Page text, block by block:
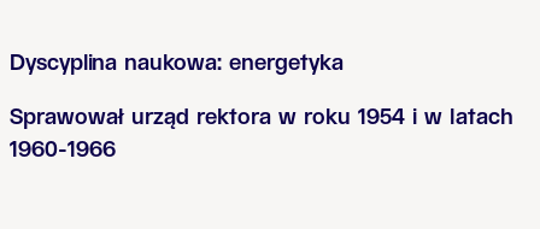
Dyscyplina naukowa: energetyka
Sprawował urząd rektora w roku 1954 i w latach
1960-1966